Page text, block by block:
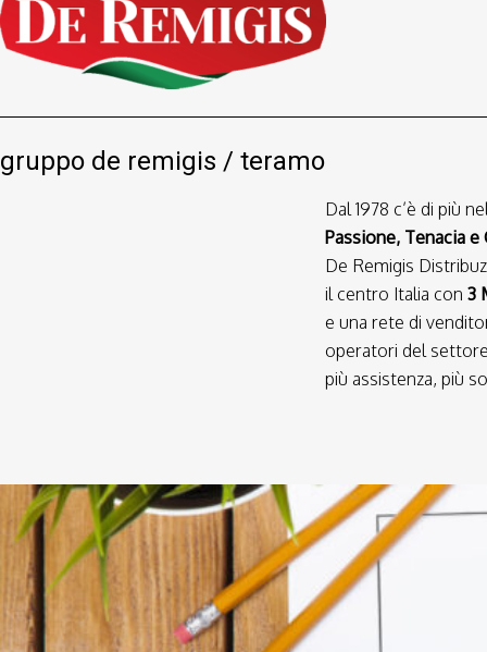
gruppo de remigis / teramo
Dal 1978 c’è di più
Passione, Tenacia e
De Remigis
il centro Italia con 3
e una rete di
operatori del
più assistenza, più